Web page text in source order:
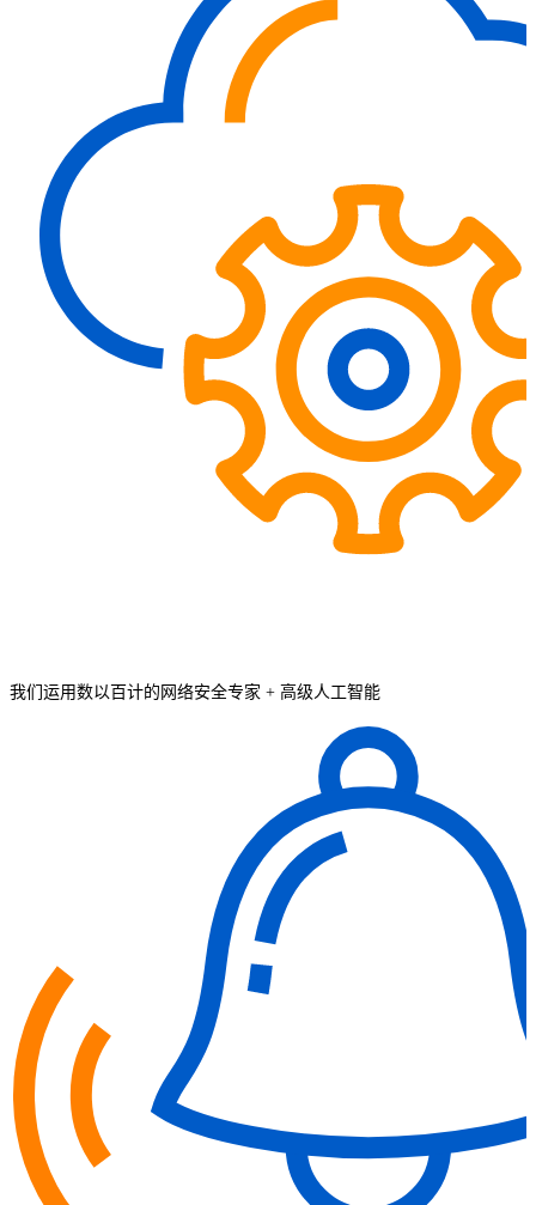
我们运用数以百计的网络安全专家 + 高级人工智能